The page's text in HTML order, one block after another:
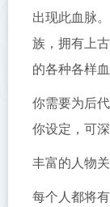
出现此血脉
族，拥有上
的各种各样血
你需要为后
你设定，可
丰富的人物
每个人都将